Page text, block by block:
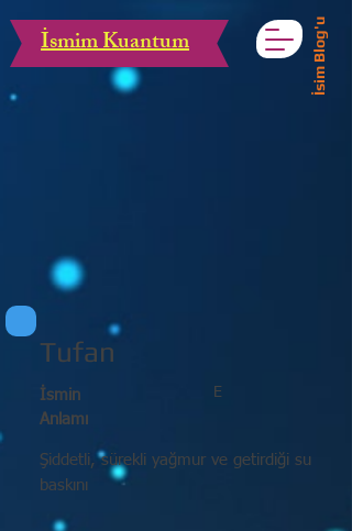
İsmim Kuantum İsim Blog'u
Tufan
E
İsmin
Anlamı
Şiddetli, sürekli yağmur ve getirdiği su
baskını